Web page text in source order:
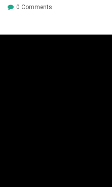
0 Comments